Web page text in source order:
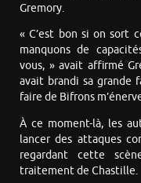
Gremory.
« C’est bon si on sort
manquons de
vous, » avait affirmé
avait brandi sa grande
faire de Bifrons
À ce moment-là, les
lancer des attaques
regardant cette
traitement de Chastille.